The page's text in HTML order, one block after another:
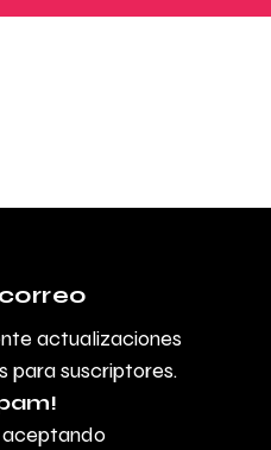
actualizaciones
para suscriptores.